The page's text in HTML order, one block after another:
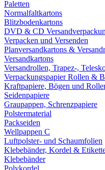
Paletten
Normalfaltkartons
Blitzbodenkartons
DVD & CD
Verpacken und Versenden
Planversandkartons &
Versandkartons
Versandrollen, Trapez-,
Verpackungspapier Rollen &
Kraftpapiere, Bögen und
Seidenpapiere
Graupappen, Schrenzpapiere
Polstermaterial
Packseiden
Wellpappen C
Luftpolster- und Schaumfolien
Klebebänder, Kordel &
Klebebänder